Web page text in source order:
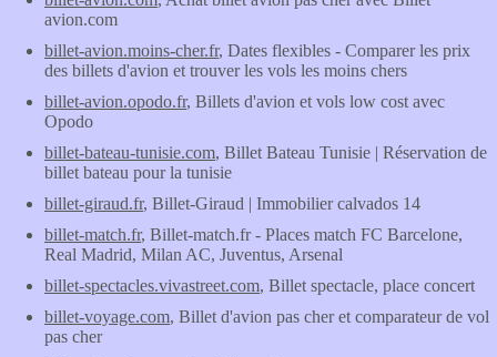
avion.com
billet-avion.moins-cher.fr, Dates flexibles - Comparer les prix
des billets d'avion et trouver les vols les moins chers
billet-avion.opodo.fr, Billets d'avion et vols low cost avec
Opodo
billet-bateau-tunisie.com, Billet Bateau Tunisie | Réservation de
billet bateau pour la tunisie
billet-giraud.fr, Billet-Giraud | Immobilier calvados 14
billet-match.fr, Billet-match.fr - Places match FC Barcelone,
Real Madrid, Milan AC, Juventus, Arsenal
billet-spectacles.vivastreet.com, Billet spectacle, place concert
billet-voyage.com, Billet d'avion pas cher et comparateur de vol
pas cher